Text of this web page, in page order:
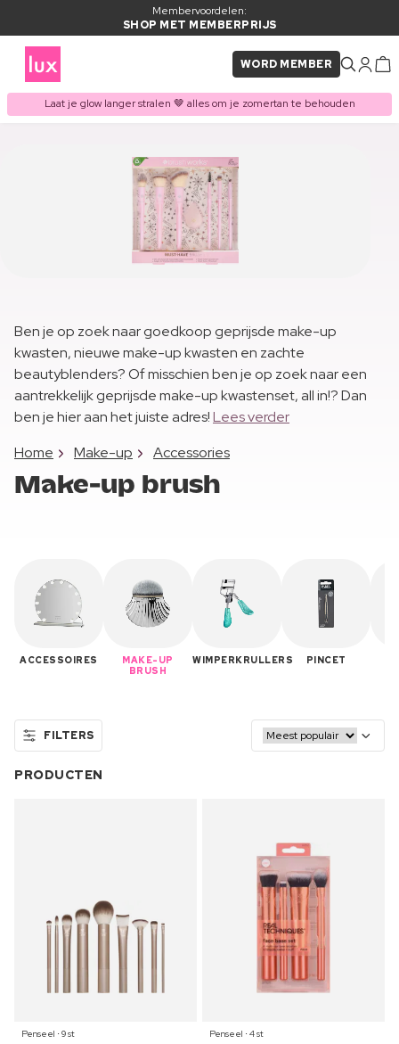
Membervoordelen:
SHOP MET MEMBERPRIJS
WORD MEMBER
Laat je glow langer stralen 🤎 alles om je zomertan te behouden
Ben je op zoek naar goedkoop geprijsde make-up
kwasten, nieuwe make-up kwasten en zachte
beautyblenders? Of misschien ben je op zoek naar een
aantrekkelijk geprijsde make-up kwastenset, all in!? Dan
ben je hier aan het juiste adres!Lees verder
Home
Make-up Accessories
Make-up brush
ACCESSOIRES
MAKE-UP
BRUSH
WIMPERKRULLERS PINCET
FILTERS
PRODUCTEN
Penseel ⋅ 9 st
Penseel ⋅ 4 st